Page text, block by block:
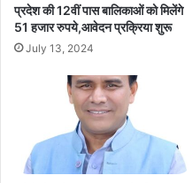
प्रदेश की 12वीं पास बालिकाओं को मिलेंगे
51 हजार रुपये,आवेदन प्रक्रिया शुरू
July 13, 2024